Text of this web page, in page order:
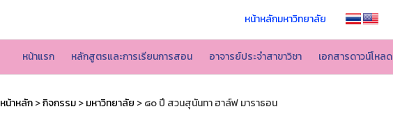
หน้าหลักมหาวิทยาลัย
หน้าแรก หลักสูตรและการเรียนการสอน อาจารย์ประจำสาขาวิชา เอกสารดาวน์โหลด
หน้าหลัก>กิจกรรม>มหาวิทยาลัย > ๘๐ ปี สวนสุนันทา ฮาล์ฟ มาราธอน